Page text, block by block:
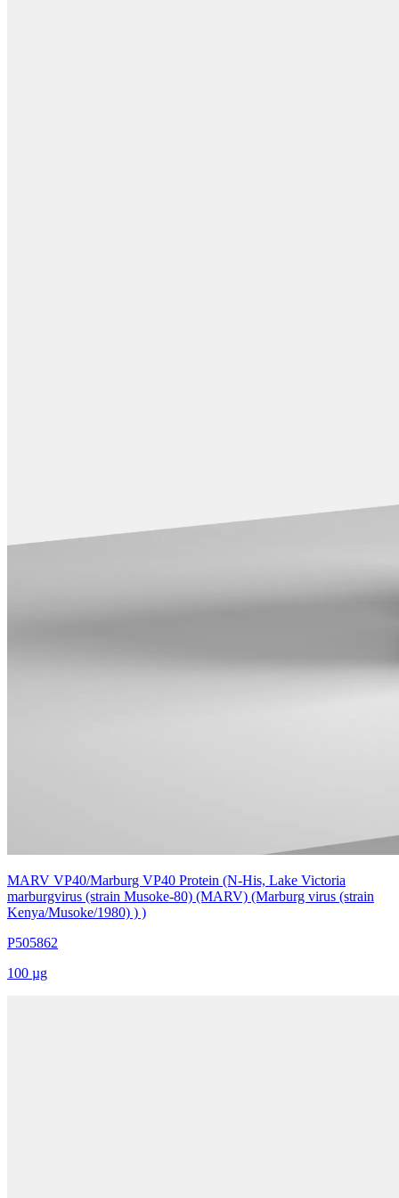
MARV VP40/Marburg VP40 Protein (N-His, Lake Victoria
marburgvirus (strain Musoke-80) (MARV) (Marburg virus (strain
Kenya/Musoke/1980) ) )
P505862
100 µg